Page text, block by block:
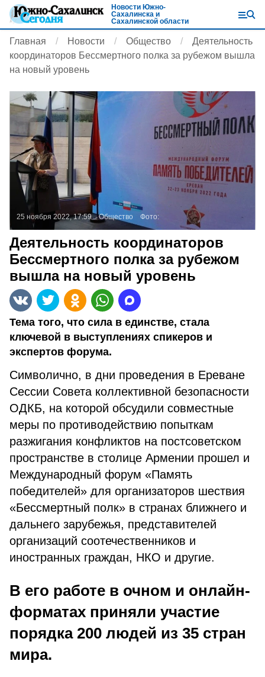
Новости Южно-
Сахалинска и
Сахалинской области
Главная Новости Общество
Деятельность
координаторов Бессмертного полка за рубежом вышла
на новый уровень
25 ноября 2022, 17:59 Общество Фото:
Деятельность координаторов
Бессмертного полка за рубежом
вышла на новый уровень
Тема того, что сила в единстве, стала
ключевой в выступлениях спикеров и
экспертов форума.
Символично, в дни проведения в Ереване
Сессии Совета коллективной безопасности
ОДКБ, на которой обсудили совместные
меры по противодействию попыткам
разжигания конфликтов на постсоветском
пространстве в столице Армении прошел и
Международный форум «Память
победителей» для организаторов шествия
«Бессмертный полк» в странах ближнего и
дальнего зарубежья, представителей
организаций соотечественников и
иностранных граждан, НКО и другие.
В его работе в очном и онлайн-
форматах приняли участие
порядка 200 людей из 35 стран
мира.